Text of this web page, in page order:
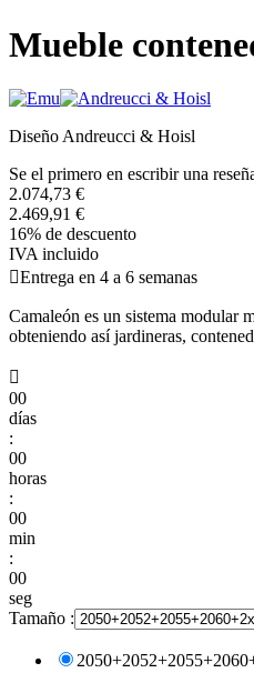
Mueble
Diseño Andreucci & Hoisl
Se el primero en escribir una
2.074,73 €
2.469,91 €
16% de descuento
IVA incluido
Entrega en 4 a 6 semanas
Camaleón es un sistema modular
obteniendo así jardineras,

00
días
:
00
horas
:
00
min
:
00
seg
Tamaño :